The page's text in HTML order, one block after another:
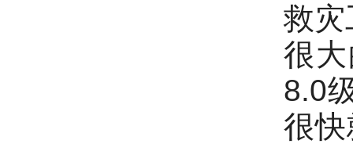
救灾
很
8.0
很